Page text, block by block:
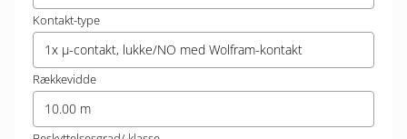
Kontakt-type
1x µ-contakt, lukke/NO med Wolfram-kontakt
Rækkevidde
10.00 m